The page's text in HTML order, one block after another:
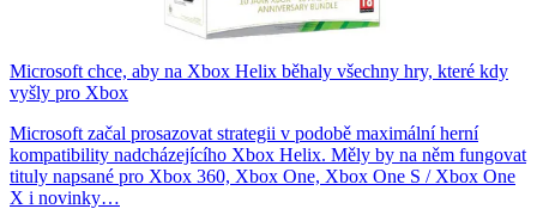
Microsoft chce, aby na Xbox Helix běhaly všechny hry, které kdy
vyšly pro Xbox
Microsoft začal prosazovat strategii v podobě maximální herní
kompatibility nadcházejícího Xbox Helix. Měly by na něm fungovat
tituly napsané pro Xbox 360, Xbox One, Xbox One S / Xbox One
X i novinky…